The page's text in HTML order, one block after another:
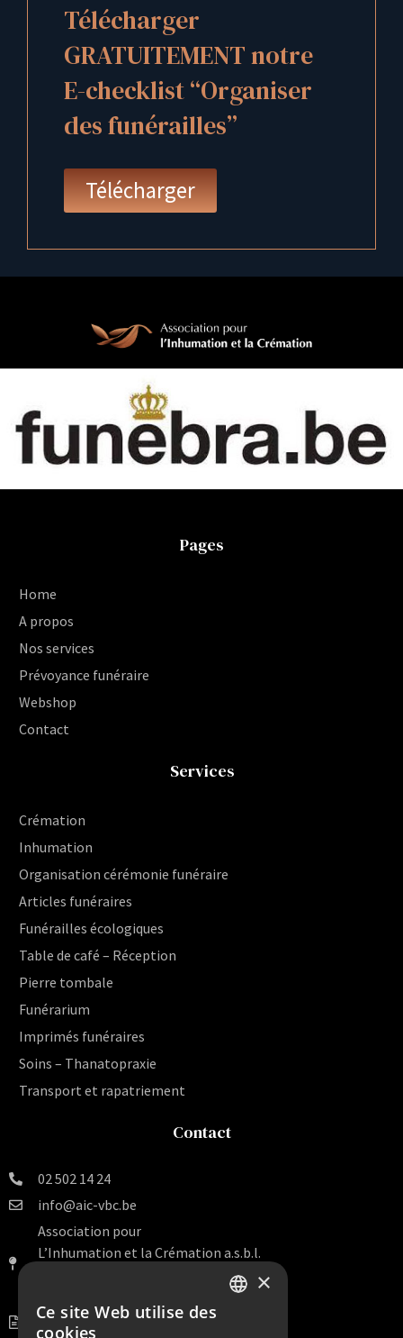
Télécharger
GRATUITEMENT notre
E-checklist “Organiser
des funérailles”
Télécharger
Pages
Home
A propos
Nos services
Prévoyance funéraire
Webshop
Contact
Services
Crémation
Inhumation
Organisation cérémonie funéraire
Articles funéraires
Funérailles écologiques
Table de café – Réception
Pierre tombale
Funérarium
Imprimés funéraires
Soins – Thanatopraxie
Transport et rapatriement
Contact
02 502 14 24
info@aic-vbc.be
Association pour
L’Inhumation et la Crémation a.s.b.l.
BE 0456.099.938
×
Ce site Web utilise des
cookies